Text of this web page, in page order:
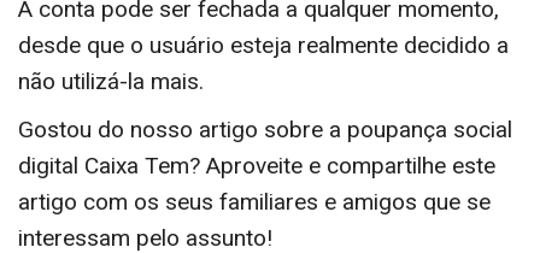
A conta pode ser fechada a qualquer momento,
desde que o usuário esteja realmente decidido a
não utilizá-la mais.
Gostou do nosso artigo sobre a poupança social
digital Caixa Tem? Aproveite e compartilhe este
artigo com os seus familiares e amigos que se
interessam pelo assunto!